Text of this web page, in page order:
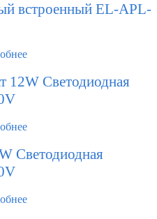
встроенный EL-APL-
Светодиодная
Светодиодная